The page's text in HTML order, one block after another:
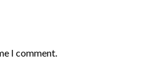
I comment.